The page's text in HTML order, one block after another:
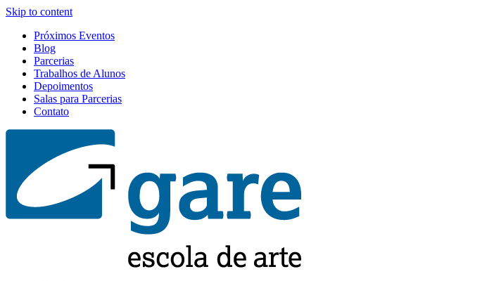
Skip to content
Próximos Eventos
Blog
Parcerias
Trabalhos de Alunos
Depoimentos
Salas para Parcerias
Contato